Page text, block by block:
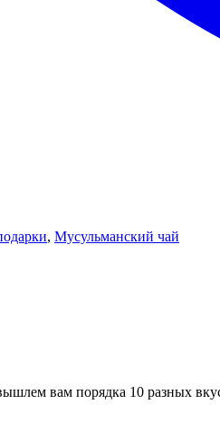
, Мусульманский чай
вам порядка 10 разных